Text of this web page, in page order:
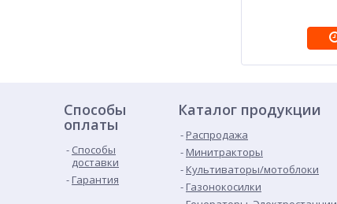
Способы
оплаты
Способы
доставки
Гарантия
Каталог продукции
Распродажа
Минитракторы
Культиваторы/мотоблоки
Газонокосилки